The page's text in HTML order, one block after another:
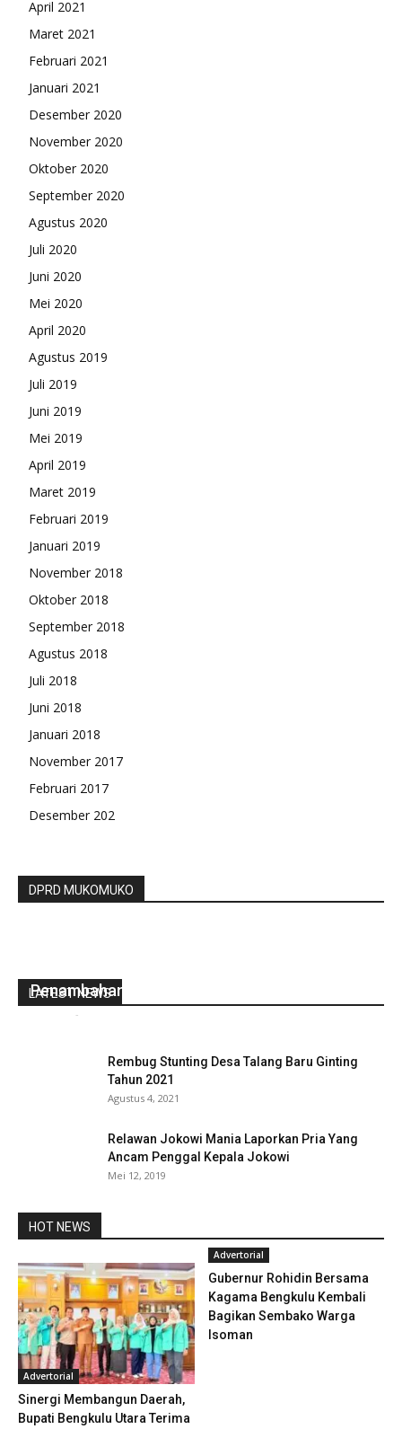
April 2021
Maret 2021
Februari 2021
Januari 2021
Desember 2020
November 2020
Oktober 2020
September 2020
Agustus 2020
Juli 2020
Juni 2020
Mei 2020
April 2020
Agustus 2019
Juli 2019
Juni 2019
Mei 2019
April 2019
Maret 2019
Februari 2019
Januari 2019
November 2018
Oktober 2018
September 2018
Agustus 2018
Juli 2018
Juni 2018
Januari 2018
November 2017
Februari 2017
Desember 202
DPRD MUKOMUKO
LATEST NEWS
Penambahan Vaksin Covid 19
-
Rembug Stunting Desa Talang Baru Ginting
Tahun 2021
Agustus 4, 2021
Relawan Jokowi Mania Laporkan Pria Yang
Ancam Penggal Kepala Jokowi
Mei 12, 2019
HOT NEWS
Advertorial
Sinergi Membangun Daerah,
Bupati Bengkulu Utara Terima
Advertorial
Gubernur Rohidin Bersama
Kagama Bengkulu Kembali
Bagikan Sembako Warga
Isoman